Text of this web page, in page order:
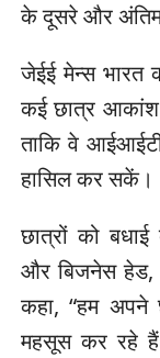
के दूसरे और
जेईई मेन्स भारत
कई छात्र आकांश
ताकि वे
हासिल कर सकें।
छात्रों को
और बिजनेस हेड,
कहा, “हम अपने
महसूस कर रहे